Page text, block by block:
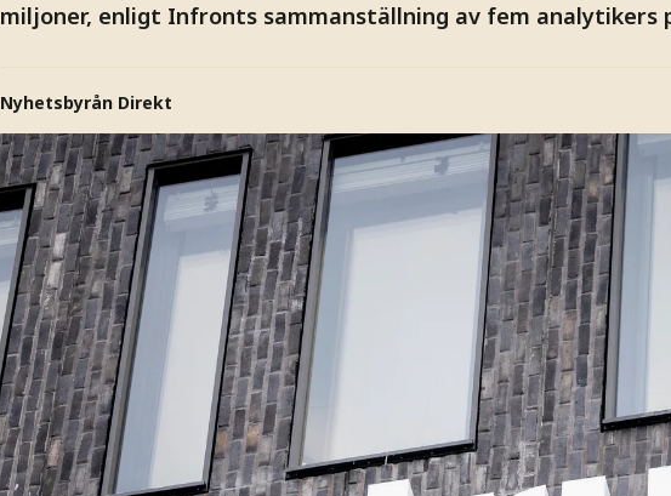
miljoner, enligt Infronts sammanställning av fem analytikers
Nyhetsbyrån Direkt